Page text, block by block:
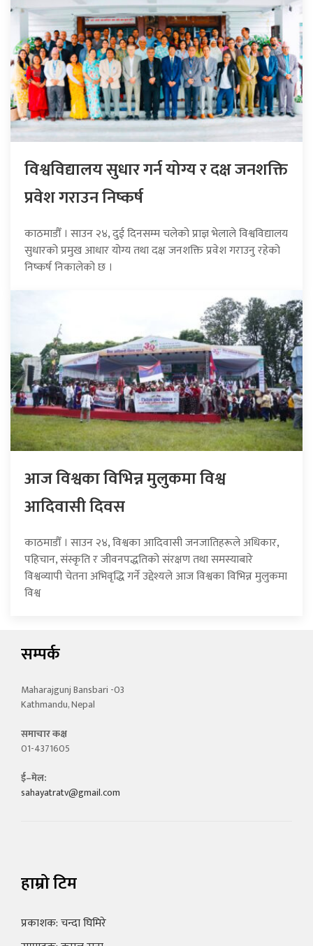
विश्वविद्यालय सुधार गर्न योग्य र दक्ष जनशक्ति
प्रवेश गराउन निष्कर्ष
काठमाडौँ । साउन २४, दुई दिनसम्म चलेको प्राज्ञ भेलाले विश्वविद्यालय
सुधारको प्रमुख आधार योग्य तथा दक्ष जनशक्ति प्रवेश गराउनु रहेको
निष्कर्ष निकालेको छ ।
आज विश्वका विभिन्न मुलुकमा विश्व
आदिवासी दिवस
काठमाडौँ । साउन २४, विश्वका आदिवासी जनजातिहरूले अधिकार,
पहिचान, संस्कृति र जीवनपद्धतिको संरक्षण तथा समस्याबारे
विश्वव्यापी चेतना अभिवृद्धि गर्ने उद्देश्यले आज विश्वका विभिन्न मुलुकमा
विश्व
सम्पर्क
Maharajgunj Bansbari -03
Kathmandu, Nepal
समाचार कक्ष
01-4371605
ई–मेल:
sahayatratv@gmail.com
हाम्रो टिम
प्रकाशक: चन्दा घिमिरे